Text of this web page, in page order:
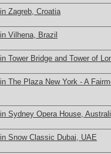
Zagreb, Croatia
Vilhena, Brazil
Tower Bridge and Tower of
The Plaza New York - A
Sydney Opera House,
Snow Classic Dubai, UAE